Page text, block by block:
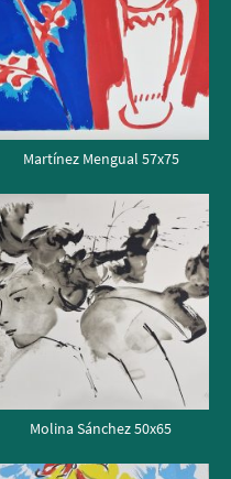
Martínez Mengual 57x75
Molina Sánchez 50x65